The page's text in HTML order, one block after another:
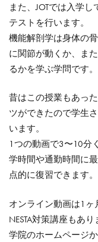
また、JOTでは入学
テストを行います。
機能解剖学は身体の
に関節が動くか、ま
るかを学ぶ学問です。
昔はこの授業もあっ
ツができたので学生
います。
1つの動画で3〜10分
学時間や通勤時間に
点的に復習できます。
オンライン動画は1ヶ
NESTA対策講座もあ
学院のホームページ